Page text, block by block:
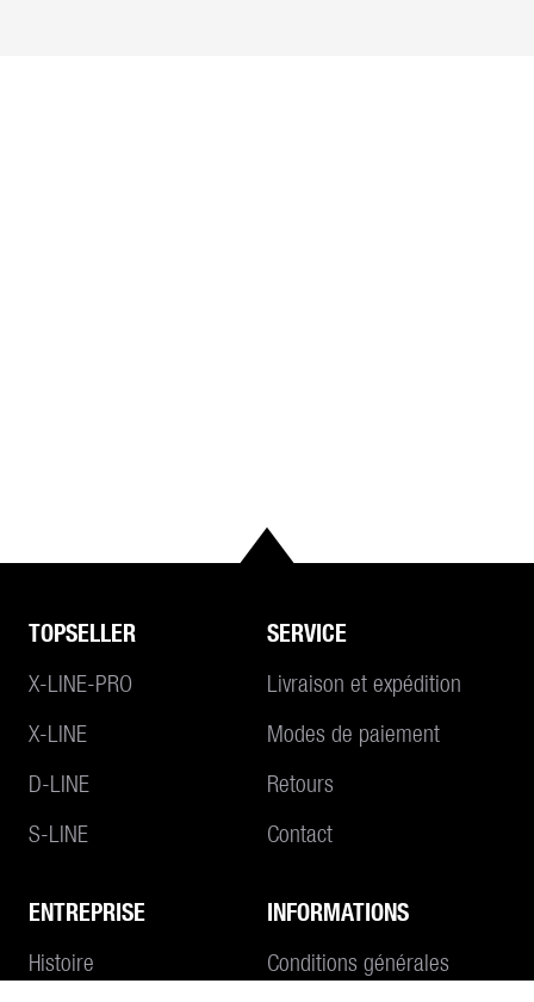
Au panier
TOPSELLER
X-LINE-PRO
X-LINE
D-LINE
S-LINE
SERVICE
Livraison et expédition
Modes de paiement
Retours
Contact
ENTREPRISE
Histoire
INFORMATIONS
Conditions générales